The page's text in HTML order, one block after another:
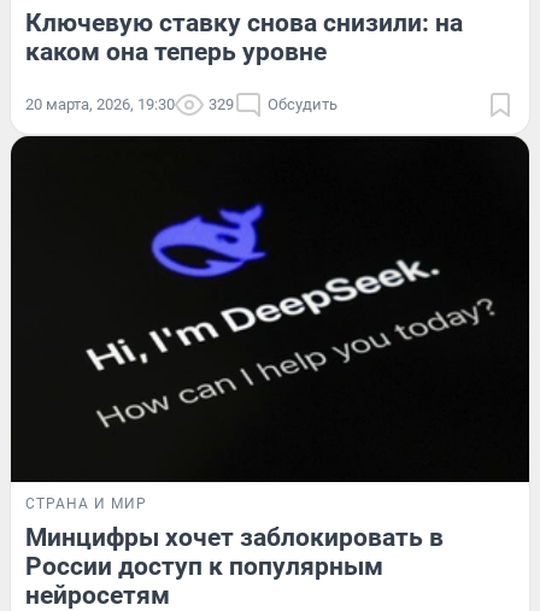
Ключевую ставку снова снизили: на
каком она теперь уровне
20 марта, 2026, 19:30 329 Обсудить
СТРАНА И МИР
Минцифры хочет заблокировать в
России доступ к популярным
нейросетям